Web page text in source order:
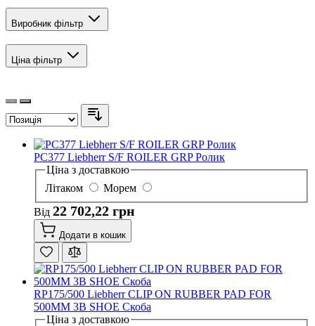
Виробник фільтр
Ціна фільтр
PC377 Liebherr S/F ROILER GRP Ролик
Ціна з доставкою
Літаком
Морем
Від 22 702,22 грн
Додати в кошик
RP175/500 Liebherr CLIP ON RUBBER PAD FOR
500MM 3B SHOE Скоба
Ціна з доставкою